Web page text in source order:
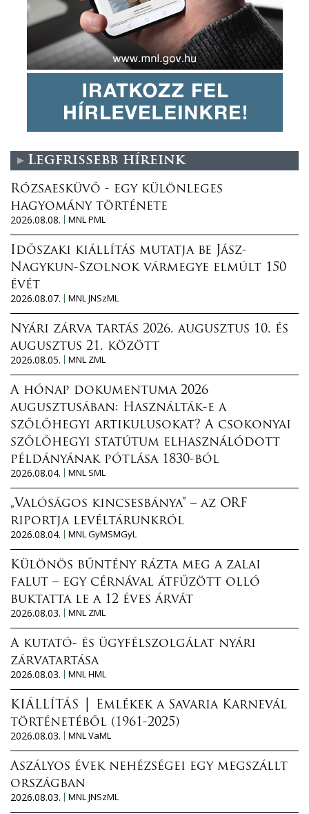
Legfrissebb híreink
Rózsaesküvő - egy különleges
hagyomány története
2026.08.08.
MNL PML
Időszaki kiállítás mutatja be Jász-
Nagykun-Szolnok vármegye elmúlt 150
évét
2026.08.07.
MNL JNSzML
Nyári zárva tartás 2026. augusztus 10. és
augusztus 21. között
2026.08.05.
MNL ZML
A hónap dokumentuma 2026
augusztusában: Használták-e a
szőlőhegyi artikulusokat? A csokonyai
szőlőhegyi statútum elhasználódott
példányának pótlása 1830-ból
2026.08.04.
MNL SML
„Valóságos kincsesbánya” – az ORF
riportja levéltárunkról
2026.08.04.
MNL GyMSMGyL
Különös bűntény rázta meg a zalai
falut – egy cérnával átfűzött olló
buktatta le a 12 éves árvát
2026.08.03.
MNL ZML
A kutató- és ügyfélszolgálat nyári
zárvatartása
2026.08.03.
MNL HML
KIÁLLÍTÁS │ Emlékek a Savaria Karnevál
történetéből (1961-2025)
2026.08.03.
MNL VaML
Aszályos évek nehézségei egy megszállt
országban
2026.08.03.
MNL JNSzML